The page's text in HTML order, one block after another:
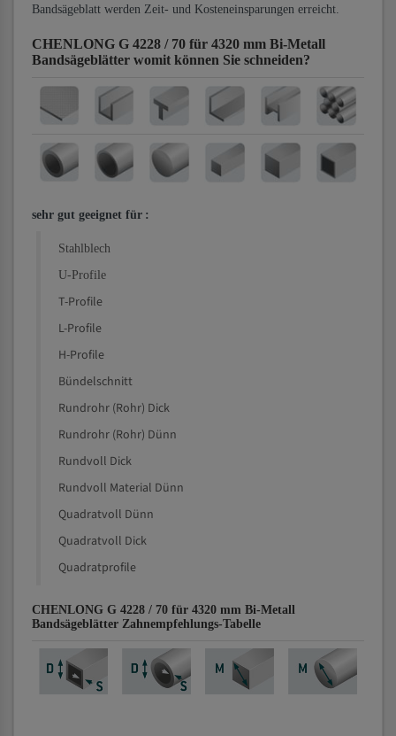
Bandsägeblatt werden Zeit- und Kosteneinsparungen erreicht.
CHENLONG G 4228 / 70 für 4320 mm Bi-Metall
Bandsägeblätter womit können Sie schneiden?
sehr gut geeignet für :
Stahlblech
U-Profile
T-Profile
L-Profile
H-Profile
Bündelschnitt
Rundrohr (Rohr) Dick
Rundrohr (Rohr) Dünn
Rundvoll Dick
Rundvoll Material Dünn
Quadratvoll Dünn
Quadratvoll Dick
Quadratprofile
CHENLONG G 4228 / 70 für 4320 mm Bi-Metall
Bandsägeblätter Zahnempfehlungs-Tabelle